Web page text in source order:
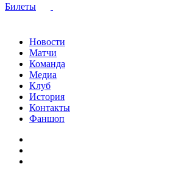
Билеты
Новости
Матчи
Команда
Медиа
Клуб
История
Контакты
Фаншоп